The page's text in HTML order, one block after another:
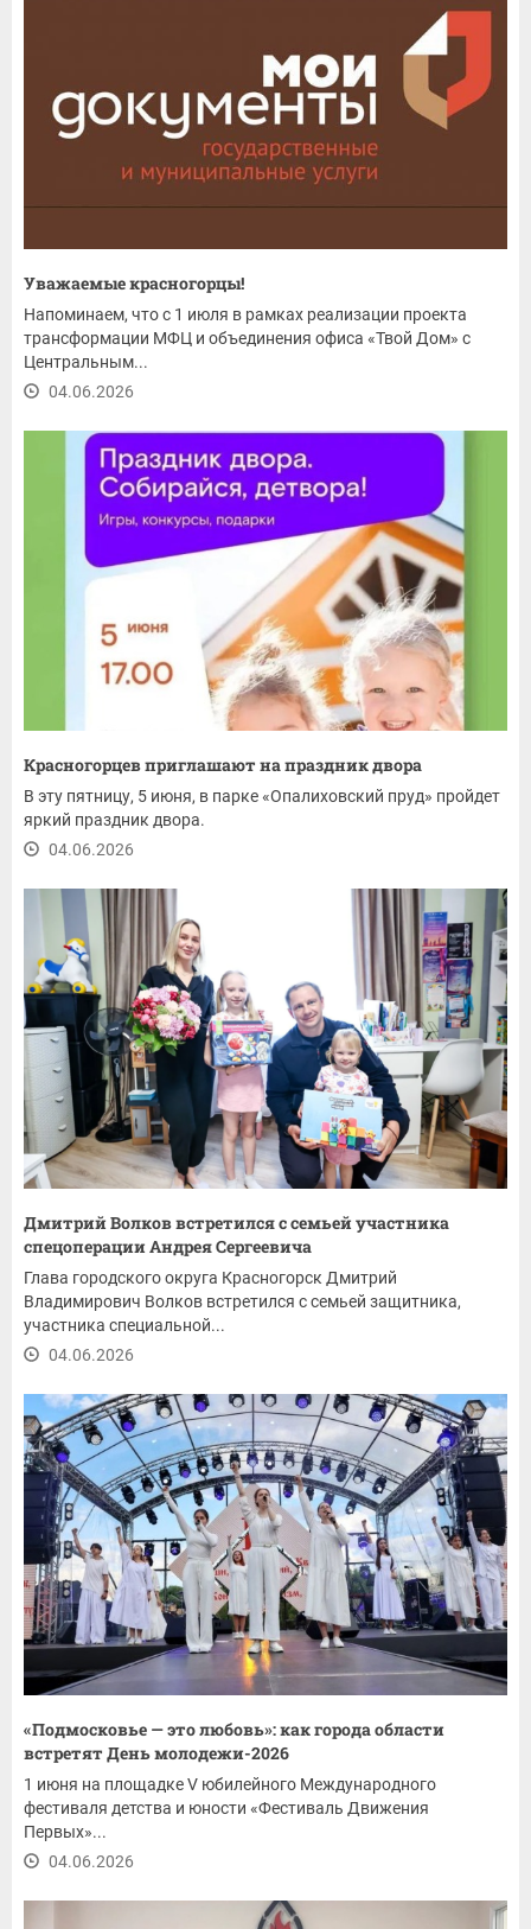
Уважаемые красногорцы!
Напоминаем, что с 1 июля в рамках реализации проекта
трансформации МФЦ и объединения офиса «Твой Дом» с
Центральным...
04.06.2026
Красногорцев приглашают на праздник двора
В эту пятницу, 5 июня, в парке «Опалиховский пруд» пройдет
яркий праздник двора.
04.06.2026
Дмитрий Волков встретился с семьей участника
спецоперации Андрея Сергеевича
Глава городского округа Красногорск Дмитрий
Владимирович Волков встретился с семьей защитника,
участника специальной...
04.06.2026
«Подмосковье — это любовь»: как города области
встретят День молодежи-2026
1 июня на площадке V юбилейного Международного
фестиваля детства и юности «Фестиваль Движения
Первых»...
04.06.2026